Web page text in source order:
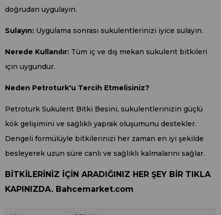
doğrudan uygulayın.
Sulayın: Uygulama sonrası sukulentlerinizi iyice sulayın.
Nerede Kullanılır: Tüm iç ve dış mekan sukulent bitkileri
için uygundur.
Neden Petroturk'u Tercih Etmelisiniz?
Petroturk Sukulent Bitki Besini, sukulentlerinizin güçlü
kök gelişimini ve sağlıklı yaprak oluşumunu destekler.
Dengeli formülüyle bitkilerinizi her zaman en iyi şekilde
besleyerek uzun süre canlı ve sağlıklı kalmalarını sağlar.
BİTKİLERİNİZ İÇİN ARADIĞINIZ HER ŞEY BİR TIKLA
KAPINIZDA. Bahcemarket.com